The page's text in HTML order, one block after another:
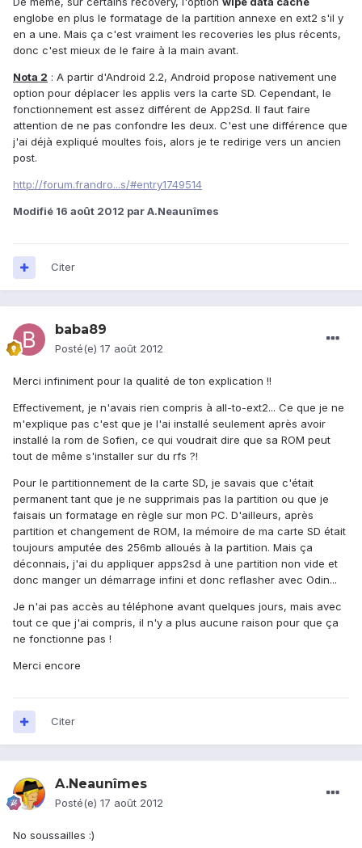
englobe en plus le formatage de la partition annexe en ext2 s'il y
en a une. Mais ça c'est vraiment les recoveries les plus récents,
donc c'est mieux de le faire à la main avant.
Nota 2 : A partir d'Android 2.2, Android propose nativement une
option pour déplacer les applis vers la carte SD. Cependant, le
fonctionnement est assez différent de App2Sd. Il faut faire
attention de ne pas confondre les deux. C'est une différence que
j'ai déjà expliqué moultes fois, alors je te redirige vers un ancien
post.
http://forum.frandro...s/#entry1749514
Modifié 16 août 2012 par A.Neaunîmes
Citer
baba89
Posté(e) 17 août 2012
Merci infiniment pour la qualité de ton explication !!
Effectivement, je n'avais rien compris à all-to-ext2... Ce que je ne
m'explique pas c'est que je l'ai installé seulement après avoir
installé la rom de Sofien, ce qui voudrait dire que sa ROM peut
tout de même s'installer sur du rfs ?!
Pour le partitionnement de la carte SD, je savais que c'était
permanent tant que je ne supprimais pas la partition ou que je
faisais un formatage en règle sur mon PC. D'ailleurs, après
partition et changement de ROM, la mémoire de ma carte SD était
toujours amputée des 256mb alloués à la partition. Mais ça
déconnais, j'ai du appliquer apps2sd à une partition non vide et
donc manger un démarrage infini et donc reflasher avec Odin...
Je n'ai pas accès au téléphone avant quelques jours, mais avec
tout ce que j'ai compris, il n'y a plus aucune raison pour que ça
ne fonctionne pas !
Merci encore
Citer
A.Neaunîmes
Posté(e) 17 août 2012
No soussailles :)